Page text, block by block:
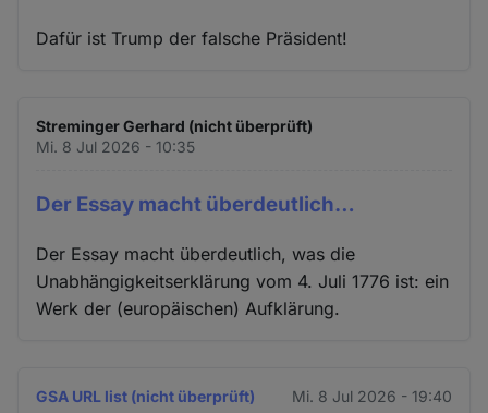
Dafür ist Trump der falsche Präsident!
Streminger Gerhard (nicht überprüft)
Mi. 8 Jul 2026 - 10:35
Der Essay macht überdeutlich…
Der Essay macht überdeutlich, was die
Unabhängigkeitserklärung vom 4. Juli 1776 ist: ein
Werk der (europäischen) Aufklärung.
GSA URL list (nicht überprüft) Mi. 8 Jul 2026 - 19:40